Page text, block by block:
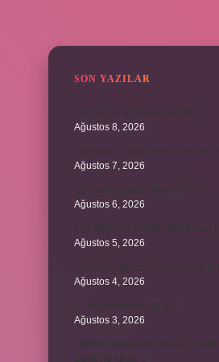
SON YAZILAR
Ağustos 8, 2026
Karadağ’ın para birimi Euro mu
Ağustos 7, 2026
Ağustos 6, 2026
Ağustos 5, 2026
Ağustos 4, 2026
Ağustos 3, 2026